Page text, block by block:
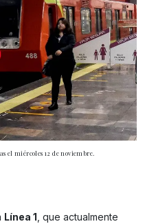
el miércoles 12 de noviembre.
Línea 1 , que actualmente